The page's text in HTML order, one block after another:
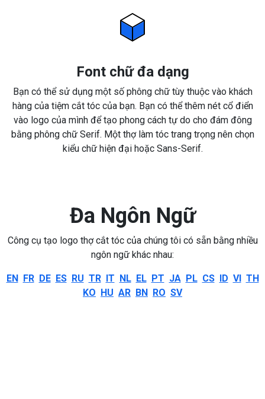
Font chữ đa dạng
Bạn có thể sử dụng một số phông chữ tùy thuộc vào khách
hàng của tiệm cắt tóc của bạn. Bạn có thể thêm nét cổ điển
vào logo của mình để tạo phong cách tự do cho đám đông
bằng phông chữ Serif. Một thợ làm tóc trang trọng nên chọn
kiểu chữ hiện đại hoặc Sans-Serif.
Đa Ngôn Ngữ
Công cụ tạo logo thợ cắt tóc của chúng tôi có sẵn bằng nhiều
ngôn ngữ khác nhau:
EN FR DE ES RU TR IT NL EL PT JA PL CS ID VI TH
KO HU AR BN RO SV